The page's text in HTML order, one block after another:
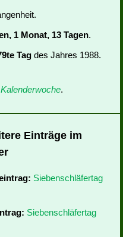
1 Monat, 13 Tagen.
Tag des Jahres 1988.
.
Einträge im
Siebenschläfertag
Siebenschläfertag